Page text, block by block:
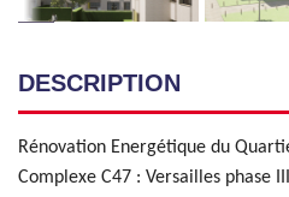
DESCRIPTION
Rénovation Energétique du
Complexe C47 : Versailles phase III